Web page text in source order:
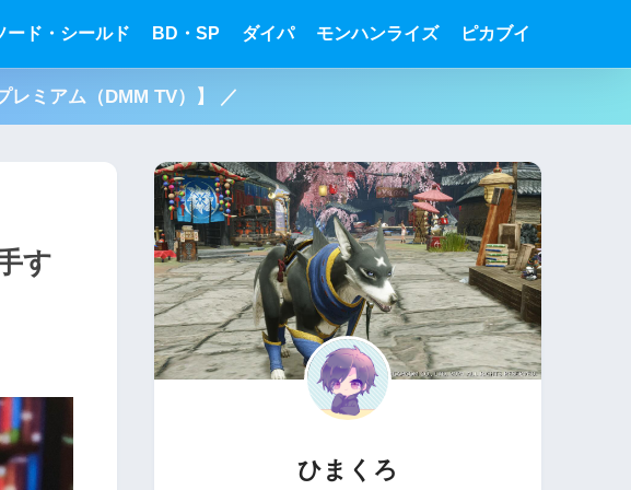
ード・シールド BD・SP ダイパ モンハンライズ ピカブイ
レミアム（DMM TV）】 ／
す
ひまくろ